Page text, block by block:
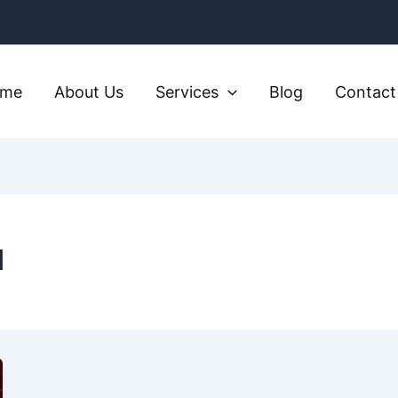
About Us Services Blog